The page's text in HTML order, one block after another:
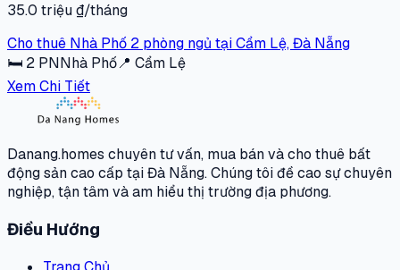
35.0 triệu ₫/tháng
Cho thuê Nhà Phố 2 phòng ngủ tại Cẩm Lệ, Đà Nẵng
🛏 2 PNNhà Phố📍 Cẩm Lệ
Xem Chi Tiết
Danang.homes chuyên tư vấn, mua bán và cho thuê bất
động sản cao cấp tại Đà Nẵng. Chúng tôi đề cao sự chuyên
nghiệp, tận tâm và am hiểu thị trường địa phương.
Điều Hướng